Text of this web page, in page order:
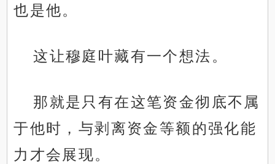
也是他。
这让穆庭叶藏有一个想法。
那就是只有在这笔资金彻底不属
于他时，与剥离资金等额的强化能
力才会展现。